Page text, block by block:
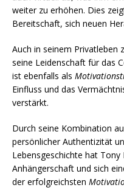
weiter zu erhöhen. Dies
Bereitschaft, sich neuen
Auch in seinem Privatleben
seine Leidenschaft für das
ist ebenfalls als
Einfluss und das
verstärkt.
Durch seine Kombination
persönlicher Authentizität
Lebensgeschichte hat Tony
Anhängerschaft und sich
der erfolgreichsten